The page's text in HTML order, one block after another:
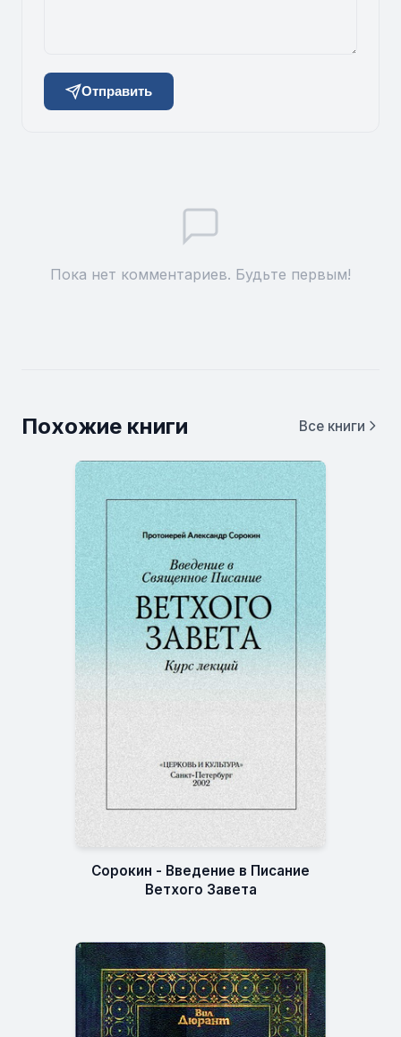
Отправить
Пока нет комментариев. Будьте первым!
Похожие книги Все книги
Сорокин - Введение в Писание
Ветхого Завета